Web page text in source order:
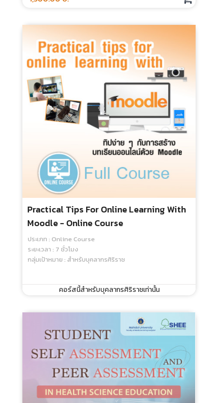
Practical Points In Developing And
Administering Written Exam (MCQ,
Essay) (Part 2) - Online Course
ประเภท : Online Course
1,500.00 บ.
Practical Tips For Online Learning With
Moodle - Online Course